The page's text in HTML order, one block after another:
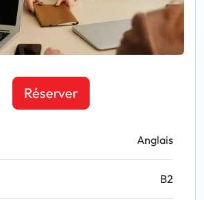
Réserver
Anglais
B2